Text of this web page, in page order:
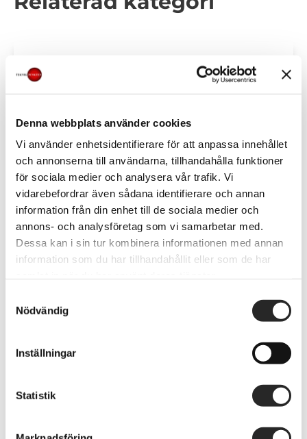
Denna webbplats använder cookies
Vi använder enhetsidentifierare för att anpassa innehållet
och annonserna till användarna, tillhandahålla funktioner
för sociala medier och analysera vår trafik. Vi
vidarebefordrar även sådana identifierare och annan
information från din enhet till de sociala medier och
annons- och analysföretag som vi samarbetar med.
Dessa kan i sin tur kombinera informationen med annan
information som du har tillhandahållit eller som de har
Nödvändig
Inställningar
Statistik
laga ipad - glas/skärmbyte
Kort väntetid
glas / skärmbyte på ipad 2-3 timmar.